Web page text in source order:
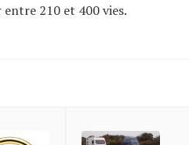
210 et 400 vies.